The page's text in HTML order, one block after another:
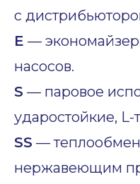
с
E —
насосов.
S — паровое
ударостойкие, L-
SS —
нержавеющим